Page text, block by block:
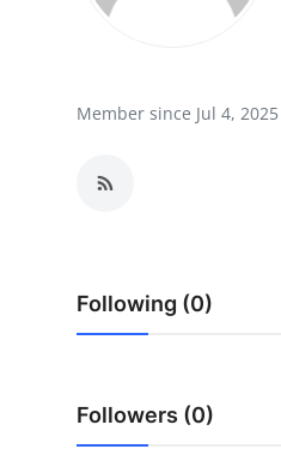
News Network
Crypto
Business
Member since Jul 4, 2025
Following (0)
Followers (0)